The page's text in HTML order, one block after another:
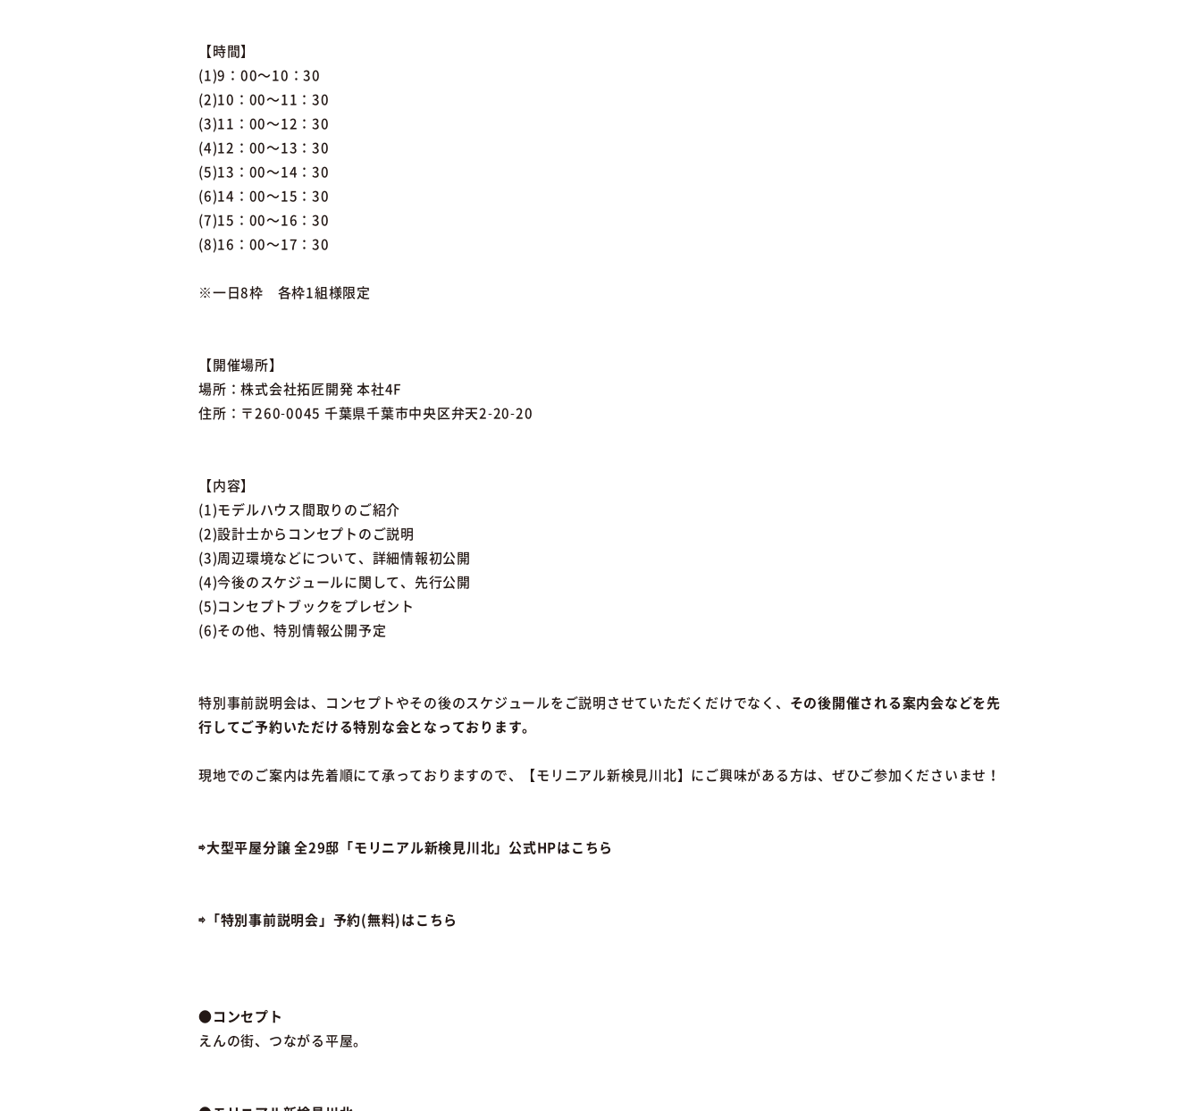
【時間】
(1)9：00～10：30
(2)10：00～11：30
(3)11：00～12：30
(4)12：00～13：30
(5)13：00～14：30
(6)14：00～15：30
(7)15：00～16：30
(8)16：00～17：30
※一日8枠 各枠1組様限定
【開催場所】
場所：株式会社拓匠開発 本社4F
住所：〒260-0045 千葉県千葉市中央区弁天2-20-20
【内容】
(1)モデルハウス間取りのご紹介
(2)設計士からコンセプトのご説明
(3)周辺環境などについて、詳細情報初公開
(4)今後のスケジュールに関して、先行公開
(5)コンセプトブックをプレゼント
(6)その他、特別情報公開予定
特別事前説明会は、コンセプトやその後のスケジュールをご説明させていただくだけでなく、 その後開催される案内会などを先
行してご予約いただける特別な会となっております。
現地でのご案内は先着順にて承っておりますので、【モリニアル新検見川北】にご興味がある方は、ぜひご参加くださいませ！
⇨大型平屋分譲 全29邸「モリニアル新検見川北」公式HPはこちら
⇨「特別事前説明会」予約(無料)はこちら
●コンセプト
えんの街、つながる平屋。